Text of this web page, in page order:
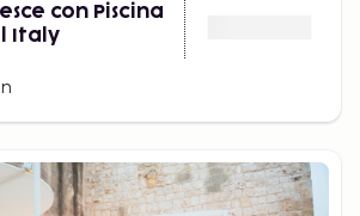
con Piscina
Italy